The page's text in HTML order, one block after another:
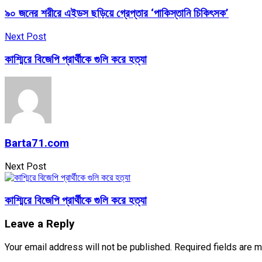
৯০ জনের শরীরে এইডস ছড়িয়ে গ্রেপ্তার ‘পাকিস্তানি চিকিৎসক’
Next Post
কাশ্মিরে বিজেপি প্রার্থীকে গুলি করে হত্যা
Barta71.com
Next Post
কাশ্মিরে বিজেপি প্রার্থীকে গুলি করে হত্যা
Leave a Reply
Your email address will not be published. Required fields are